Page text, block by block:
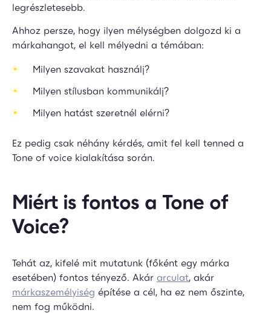
legrészletesebb.
Ahhoz persze, hogy ilyen mélységben dolgozd ki a
márkahangot, el kell mélyedni a témában:
Milyen szavakat használj?
Milyen stílusban kommunikálj?
Milyen hatást szeretnél elérni?
Ez pedig csak néhány kérdés, amit fel kell tenned a
Tone of voice kialakítása során.
Miért is fontos a Tone of
Voice?
Tehát az, kifelé mit mutatunk (főként egy márka
esetében) fontos tényező. Akár arculat, akár
márkaszemélyiség építése a cél, ha ez nem őszinte,
nem fog működni.